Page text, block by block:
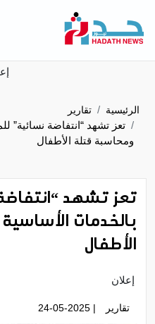
الرئيسية تقارير
تعز تشهد “انتفاضة نسائية”
ومحاسبة قتلة الأطفال
تعز تشهد
بالخدمات
الأطفال
إعلان
تقارير | 24-05-2025